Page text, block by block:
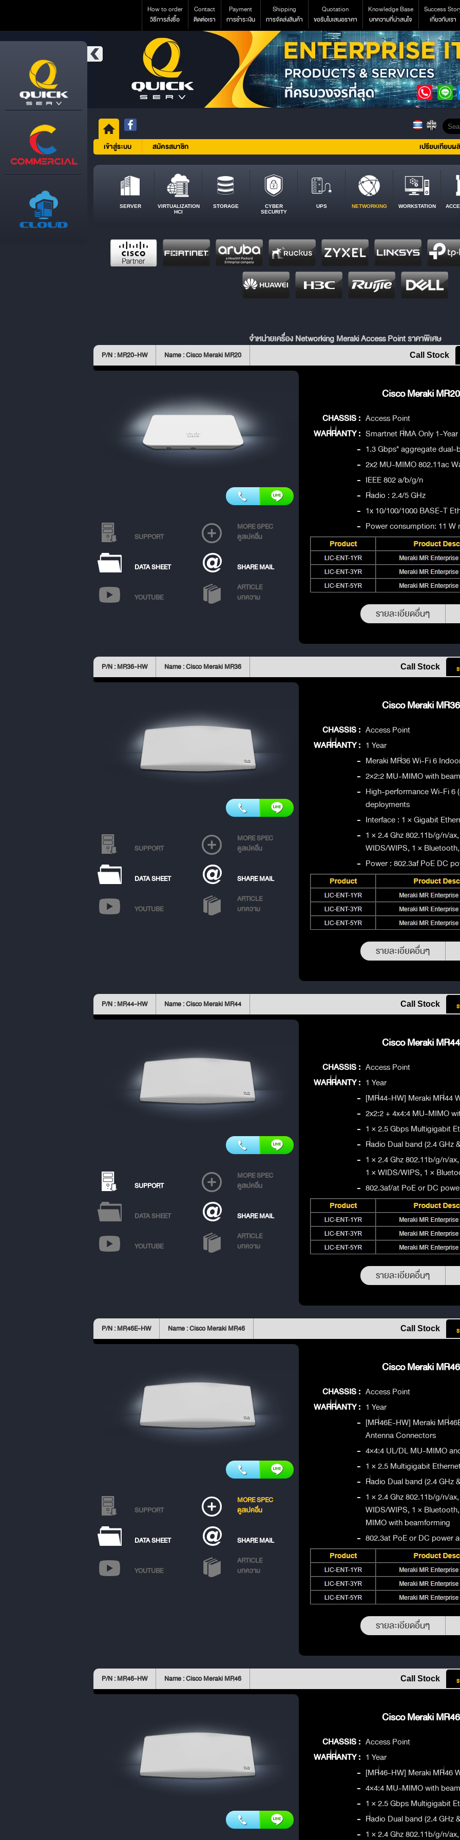
How to order
วิธีการสั่งซื้อ
Contact
ติดต่อเรา
Payment
การชำระเงิน
Shipping
การจัดส่งสินค้า
Quotation
ขอรับใบเสนอราคา
Knowledge Base
บทความที่น่าสนใจ
Success
เกี่ยวกับเรา
เข้าสู่ระบบ สมัครสมาชิก เปรียบเทียบ
SERVER
VIRTUALIZATION
HCI
STORAGE
CYBER
SECURITY
UPS NETWORKING WORKSTATION
จำหน่ายเครื่อง Networking Meraki Access Point ราคาพิเศษ
P/N : MR20-HW Name : Cisco Meraki MR20 Call Stock
SUPPORT
MORE SPEC
ดูสเปคอื่น
DATA SHEET SHARE MAIL
YOUTUBE
ARTICLE
บทความ
Cisco Meraki
CHASSIS : Access Point
WARRANTY : Smartnet RMA Only 1-Year
- 1.3 Gbps* aggregate dual-
- 2x2 MU-MIMO 802.11ac
- IEEE 802 a/b/g/n
- Radio : 2.4/5 GHz
- 1x 10/100/1000 BASE-T
- Power consumption: 11 W
รายละเอียดอื่นๆ
P/N : MR36-HW Name : Cisco Meraki MR36 Call Stock
SUPPORT
MORE SPEC
ดูสเปคอื่น
DATA SHEET SHARE MAIL
YOUTUBE
ARTICLE
บทความ
Cisco Meraki
CHASSIS : Access Point
WARRANTY : 1 Year
- Meraki MR36 Wi-Fi 6
- 2×2:2 MU-MIMO with
- High-performance Wi-Fi 6
deployments
- Interface : 1 × Gigabit
- 1 × 2.4 Ghz 802.11b/g/n/
WIDS/WIPS, 1 ×
- Power : 802.3af PoE DC
รายละเอียดอื่นๆ
P/N : MR44-HW Name : Cisco Meraki MR44 Call Stock
SUPPORT
MORE SPEC
ดูสเปคอื่น
DATA SHEET SHARE MAIL
YOUTUBE
ARTICLE
บทความ
Cisco Meraki
CHASSIS : Access Point
WARRANTY : 1 Year
- [MR44-HW] Meraki MR44
- 2x2:2 + 4x4:4 MU-MIMO
- 1 × 2.5 Gbps Multigigabit
- Radio Dual band (2.4 GHz
- 1 × 2.4 Ghz 802.11b/g/n/
1 × WIDS/WIPS, 1 ×
- 802.3af/at PoE or DC
รายละเอียดอื่นๆ
P/N : MR46E-HW Name : Cisco Meraki MR46 Call Stock
SUPPORT
MORE SPEC
ดูสเปคอื่น
DATA SHEET SHARE MAIL
YOUTUBE
ARTICLE
บทความ
Cisco Meraki
CHASSIS : Access Point
WARRANTY : 1 Year
- [MR46E-HW] Meraki
Antenna Connectors
- 4×4:4 UL/DL MU-MIMO
- 1 × 2.5 Multigigabit
- Radio Dual band (2.4 GHz
- 1 × 2.4 Ghz 802.11b/g/n/
WIDS/WIPS, 1 ×
MIMO with beamforming
- 802.3at PoE or DC power
รายละเอียดอื่นๆ
P/N : MR46-HW Name : Cisco Meraki MR46 Call Stock
Cisco Meraki
CHASSIS : Access Point
WARRANTY : 1 Year
- [MR46-HW] Meraki MR46
- 4×4:4 MU-MIMO with
- 1 × 2.5 Gbps Multigigabit
- Radio Dual band (2.4 GHz
- 1 × 2.4 Ghz 802.11b/g/n/